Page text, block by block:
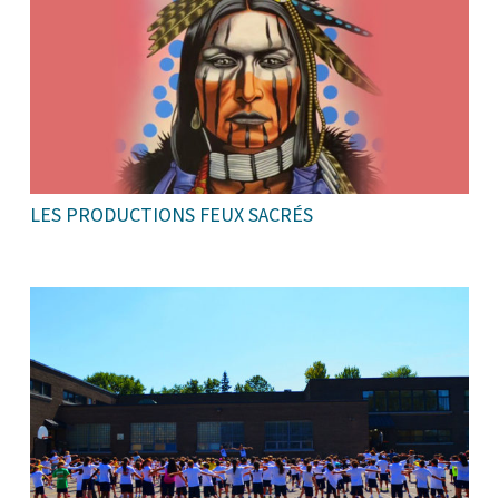
LES PRODUCTIONS FEUX SACRÉS